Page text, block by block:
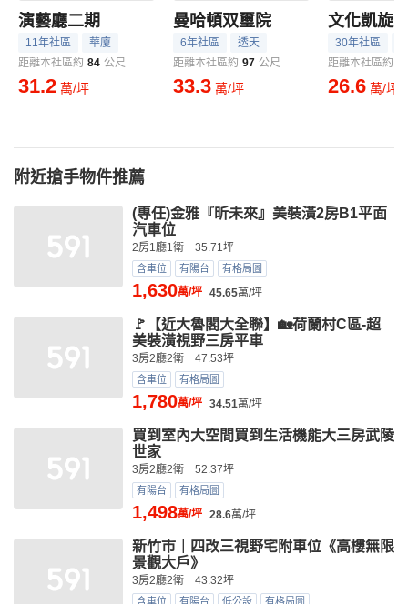
演藝廳二期
11年社區
華廈
距離本社區約 84 公尺
31.2 萬/坪
曼哈頓双璽院
6年社區
透天
距離本社區約 97 公尺
33.3 萬/坪
文化凱旋
30年社區
距離本社區約
26.6 萬/坪
附近搶手物件推薦
(專任)金雅『昕未來』美裝潢2房B1平面
汽車位
2房1廳1衛 35.71坪
含車位 有陽台 有格局圖
1,630萬/坪 45.65萬/坪
🚩【近大魯閣大全聯】🏡荷蘭村C區-超
美裝潢視野三房平車
3房2廳2衛 47.53坪
含車位 有格局圖
1,780萬/坪 34.51萬/坪
買到室內大空間買到生活機能大三房武陵
世家
3房2廳2衛 52.37坪
有陽台 有格局圖
1,498萬/坪 28.6萬/坪
新竹市｜四改三視野宅附車位《高樓無限
景觀大戶》
3房2廳2衛 43.32坪
含車位 有陽台 低公設 有格局圖